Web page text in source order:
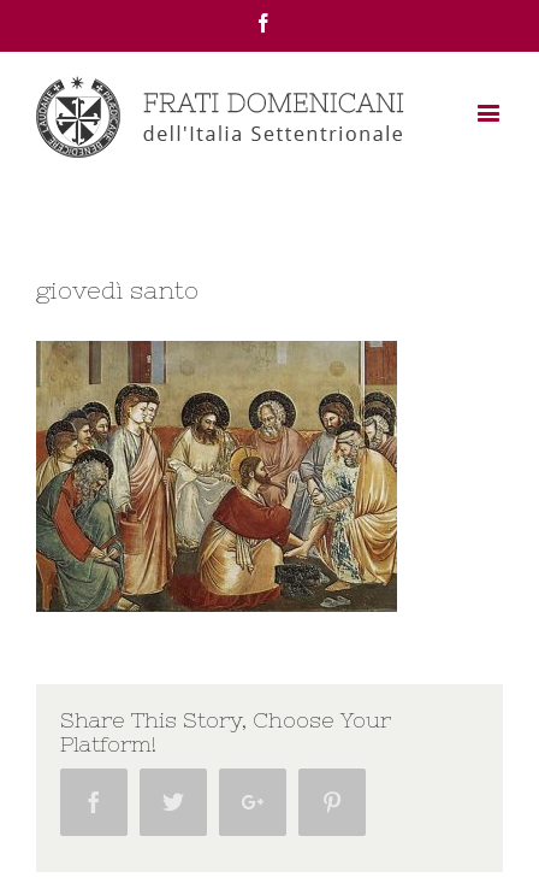
giovedì santo
Share This Story, Choose Your
Platform!
Facebook Twitter Google+